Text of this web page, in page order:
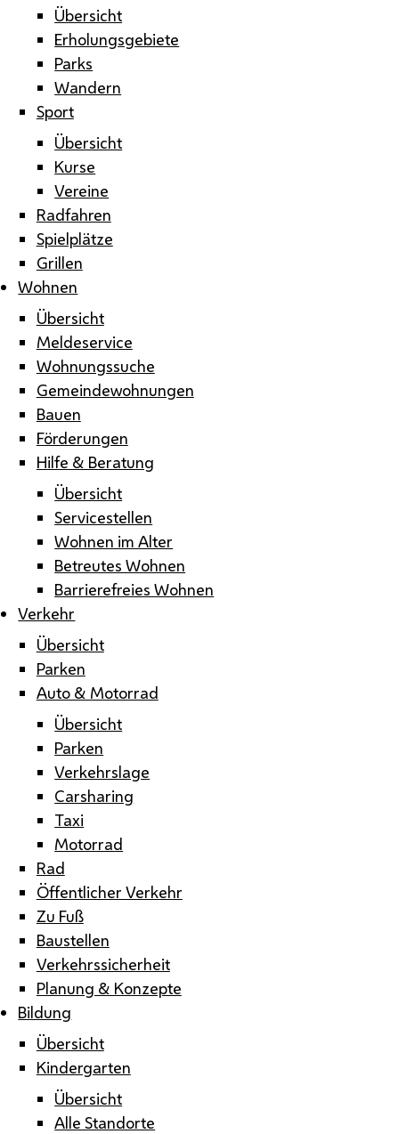
Übersicht
Erholungsgebiete
Parks
Wandern
Sport
Übersicht
Kurse
Vereine
Radfahren
Spielplätze
Grillen
Wohnen
Übersicht
Meldeservice
Wohnungssuche
Gemeindewohnungen
Bauen
Förderungen
Hilfe & Beratung
Übersicht
Servicestellen
Wohnen im Alter
Betreutes Wohnen
Barrierefreies Wohnen
Verkehr
Übersicht
Parken
Auto & Motorrad
Übersicht
Parken
Verkehrslage
Carsharing
Taxi
Motorrad
Rad
Öffentlicher Verkehr
Zu Fuß
Baustellen
Verkehrssicherheit
Planung & Konzepte
Bildung
Übersicht
Kindergarten
Übersicht
Alle Standorte